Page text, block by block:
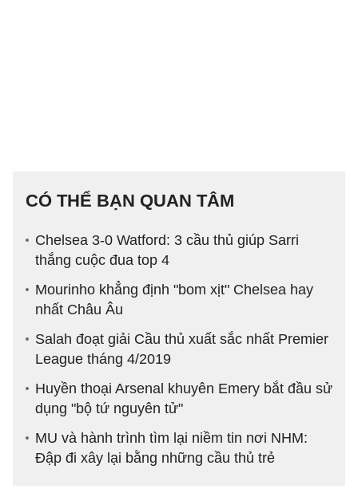
CÓ THỂ BẠN QUAN TÂM
Chelsea 3-0 Watford: 3 cầu thủ giúp Sarri
thắng cuộc đua top 4
Mourinho khẳng định "bom xịt" Chelsea hay
nhất Châu Âu
Salah đoạt giải Cầu thủ xuất sắc nhất Premier
League tháng 4/2019
Huyền thoại Arsenal khuyên Emery bắt đầu sử
dụng "bộ tứ nguyên tử"
MU và hành trình tìm lại niềm tin nơi NHM:
Đập đi xây lại bằng những cầu thủ trẻ